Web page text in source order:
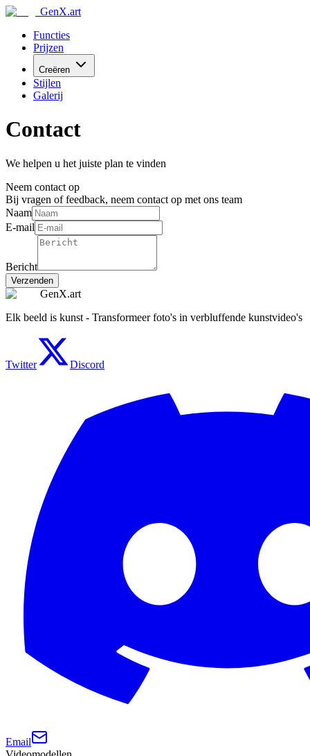
GenX.art
Functies
Prijzen
Creëren
Stijlen
Galerij
Contact
We helpen u het juiste plan te vinden
Neem contact op
Bij vragen of feedback, neem contact op met ons team
Naam
E-mail
Bericht
Verzenden
GenX.art
Elk beeld is kunst - Transformeer foto's in verbluffende kunstvideo's
Twitter Discord
Email